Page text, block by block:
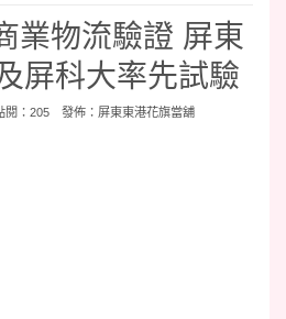
業物流驗證 屏東
屏科大率先試驗
閱：205 發佈： 屏東東港花旗當舖